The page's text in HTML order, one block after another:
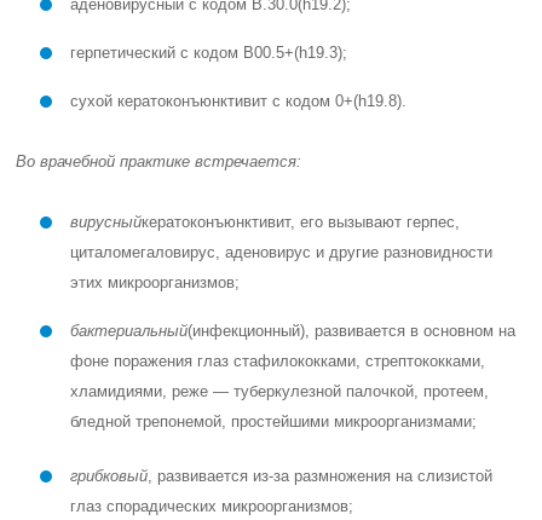
аденовирусный с кодом В.30.0(h19.2);
герпетический с кодом В00.5+(h19.3);
сухой кератоконъюнктивит с кодом0+(h19.8).
Во врачебной практике встречается:
вирусныйкератоконъюнктивит, его вызывают герпес,
циталомегаловирус, аденовирус и другие разновидности
этих микроорганизмов;
бактериальный(инфекционный), развивается в основном на
фоне поражения глаз стафилококками, стрептококками,
хламидиями, реже — туберкулезной палочкой, протеем,
бледной трепонемой, простейшими микроорганизмами;
грибковый, развивается из-за размножения на слизистой
глаз спорадических микроорганизмов;